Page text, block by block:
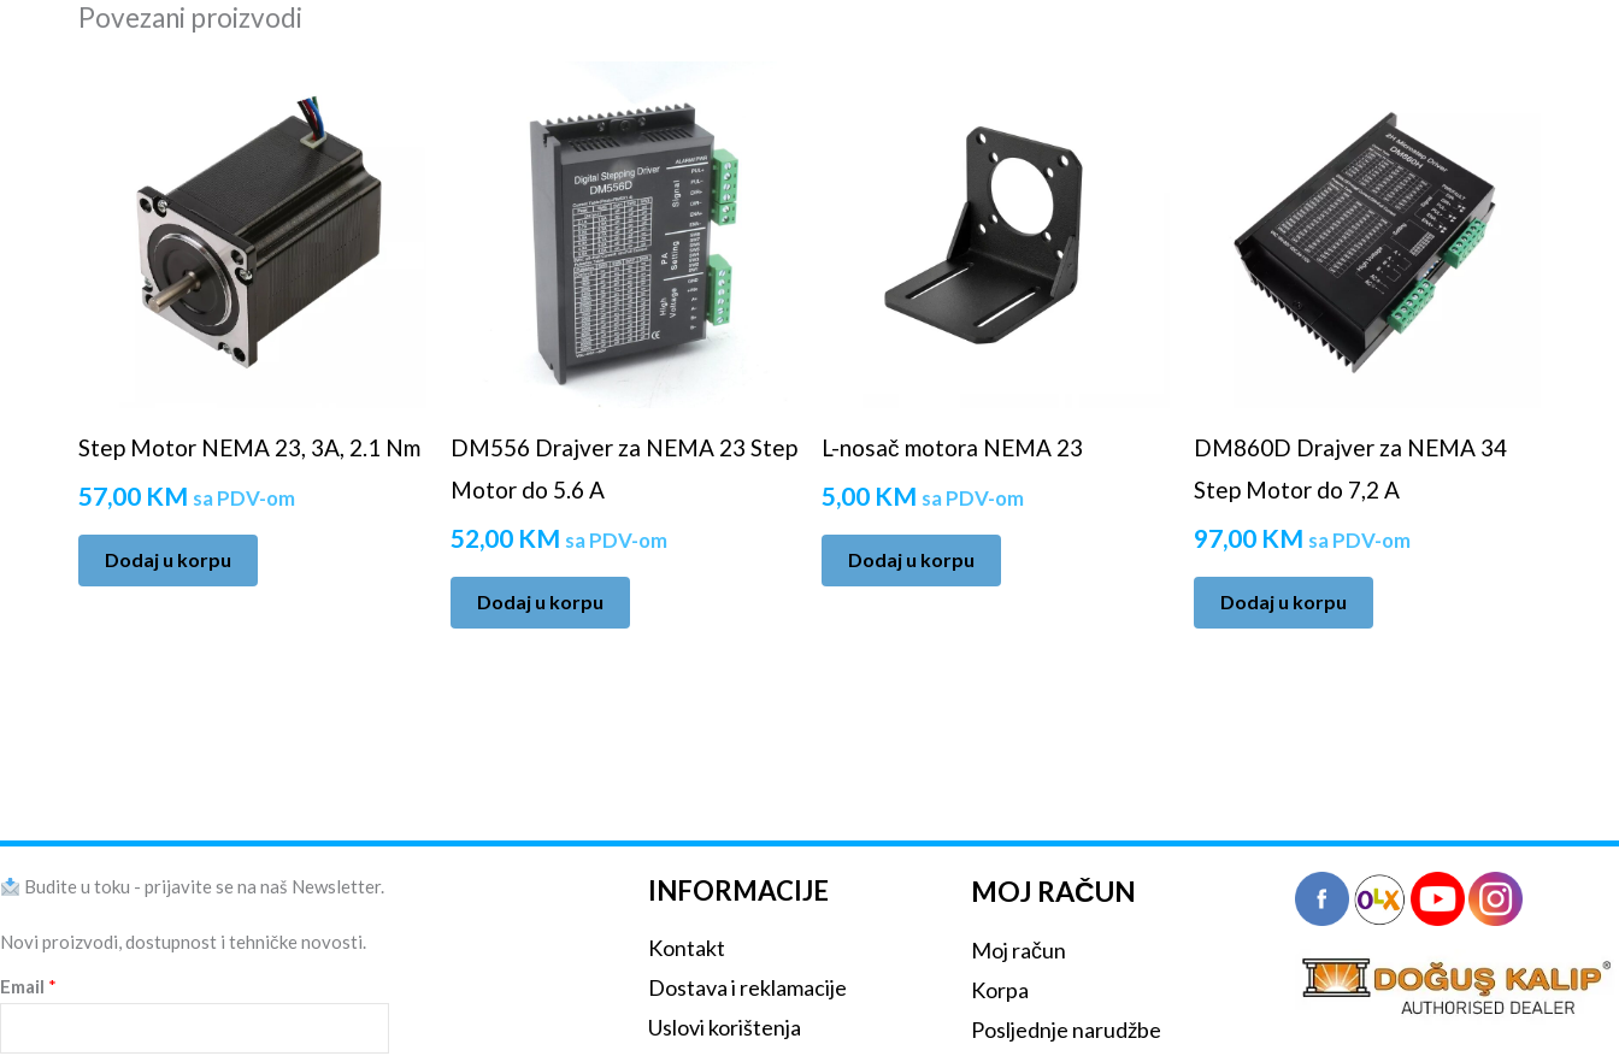
Povezani proizvodi
Step Motor NEMA 23, 3A, 2.1 Nm
57,00 KM sa PDV-om
Dodaj u korpu
DM556 Drajver za NEMA 23 Step
Motor do 5.6 A
52,00 KM sa PDV-om
Dodaj u korpu
L-nosač motora NEMA 23
5,00 KM sa PDV-om
Dodaj u korpu
DM860D Drajver za NEMA 34
Step Motor do 7,2 A
97,00 KM sa PDV-om
Dodaj u korpu
Budite u toku - prijavite se na naš Newsletter.
Novi proizvodi, dostupnost i tehničke novosti.
Email *
INFORMACIJE
Kontakt
Dostava i reklamacije
Uslovi korištenja
MOJ RAČUN
Moj račun
Korpa
Posljednje narudžbe